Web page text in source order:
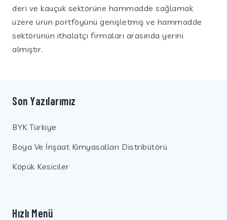
deri ve kauçuk sektörüne hammadde sağlamak
üzere ürün portföyünü genişletmiş ve hammadde
sektörünün ithalatçı firmaları arasında yerini
almıştır.
Son Yazılarımız
BYK Türkiye
Boya Ve İnşaat Kimyasalları Distribütörü
Köpük Kesiciler
Hızlı Menü